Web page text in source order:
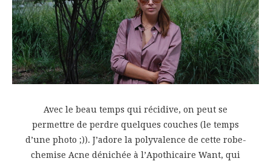
Avec le beau temps qui récidive, on peut se
permettre de perdre quelques couches (le temps
d’une photo ;)). J’adore la polyvalence de cette robe-
chemise Acne dénichée à l’Apothicaire Want, qui